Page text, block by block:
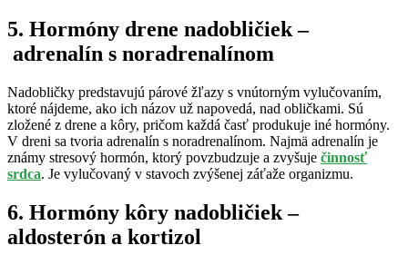
5. Hormóny drene nadobličiek –
adrenalín s noradrenalínom
Nadobličky predstavujú párové žľazy s vnútorným vylučovaním,
ktoré nájdeme, ako ich názov už napovedá, nad obličkami. Sú
zložené z drene a kôry, pričom každá časť produkuje iné hormóny.
V dreni sa tvoria adrenalín s noradrenalínom. Najmä adrenalín je
známy stresový hormón, ktorý povzbudzuje a zvyšuje činnosť
srdca. Je vylučovaný v stavoch zvýšenej záťaže organizmu.
6. Hormóny kôry nadobličiek –
aldosterón a kortizol